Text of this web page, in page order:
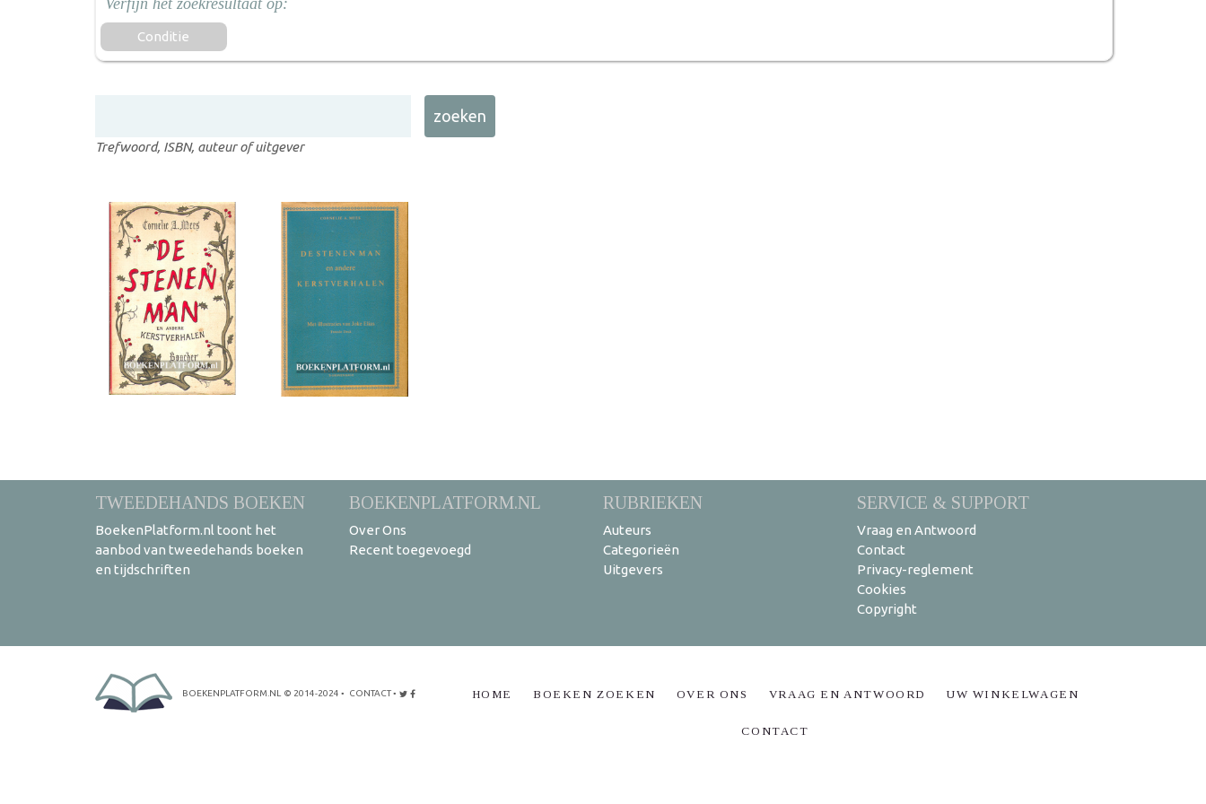
Conditie
Trefwoord, ISBN, auteur of uitgever
TWEEDEHANDS BOEKEN
BoekenPlatform.nl toont het
aanbod van tweedehands boeken
en tijdschriften
BOEKENPLATFORM.NL
Over Ons
Recent toegevoegd
RUBRIEKEN
Auteurs
Categorieën
Uitgevers
SERVICE & SUPPORT
Vraag en Antwoord
Contact
Privacy-reglement
Cookies
Copyright
BOEKENPLATFORM.NL © 2014-2024 • CONTACT• HOME BOEKEN ZOEKEN OVER ONS VRAAG EN ANTWOORD UW WINKELWAGEN
CONTACT